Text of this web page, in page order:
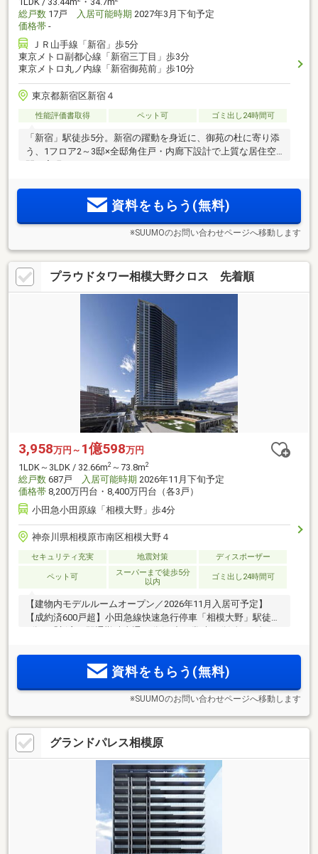
総戸数 17戸 入居可能時期 2027年3月下旬予定
価格帯 -
ＪＲ山手線「新宿」歩5分
東京メトロ副都心線「新宿三丁目」歩3分
東京メトロ丸ノ内線「新宿御苑前」歩10分
東京都新宿区新宿４
性能評価書取得 ペット可 ゴミ出し24時間可
「新宿」駅徒歩5分。新宿の躍動を身近に、御苑の杜に寄り添
う、1フロア2～3邸×全邸角住戸・内廊下設計で上質な居住空
資料をもらう(無料)
※SUUMOのお問い合わせページへ移動します
プラウドタワー相模大野クロス 先着順
3,958万円～ 1億598万円
1LDK～3LDK / 32.66m2 ～73.8m2
総戸数 687戸 入居可能時期 2026年11月下旬予定
価格帯 8,200万円台・8,400万円台（各3戸）
小田急小田原線「相模大野」歩4分
神奈川県相模原市南区相模大野４
セキュリティ充実 地震対策 ディスポーザー
ペット可
スーパーまで徒歩5分
以内
ゴミ出し24時間可
【建物内モデルルームオープン／2026年11月入居可予定】
【成約済600戸超】小田急線快速急行停車「相模大野」駅徒歩
4分、「新宿」駅通勤時直通41分(日中平常時35分)全687邸の
は、ゴルフレンジ・シアター・フィットネス等を用意。各階
ゴミ置き場設置
資料をもらう(無料)
※SUUMOのお問い合わせページへ移動します
グランドパレス相模原